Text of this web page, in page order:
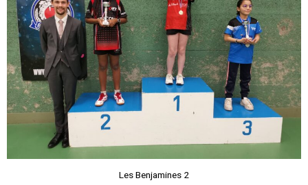
Les Benjamines 2